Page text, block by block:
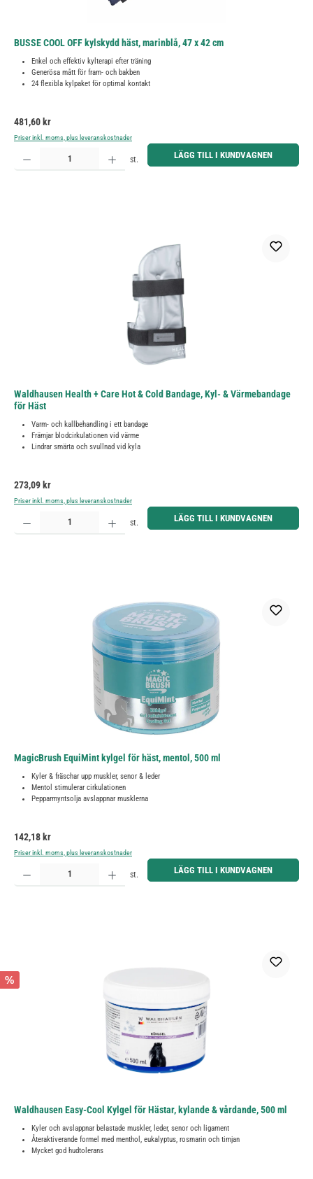
BUSSE COOL OFF kylskydd häst, marinblå, 47 x 42 cm
Enkel och effektiv kylterapi efter träning
Generösa mått för fram- och bakben
24 flexibla kylpaket för optimal kontakt
Ordinarie pris:
481,60 kr
Priser inkl. moms, plus leveranskostnader
Produktkvantitet: Ange önskat belopp eller använd knapparna för att öka eller minska kvantiteten.
st. LÄGG TILL I KUNDVAGNEN
Waldhausen Health + Care Hot & Cold Bandage, Kyl- & Värmebandage
för Häst
Varm- och kallbehandling i ett bandage
Främjar blodcirkulationen vid värme
Lindrar smärta och svullnad vid kyla
Ordinarie pris:
273,09 kr
Priser inkl. moms, plus leveranskostnader
Produktkvantitet: Ange önskat belopp eller använd knapparna för att öka eller minska kvantiteten.
st. LÄGG TILL I KUNDVAGNEN
MagicBrush EquiMint kylgel för häst, mentol, 500 ml
Kyler & fräschar upp muskler, senor & leder
Mentol stimulerar cirkulationen
Pepparmyntsolja avslappnar musklerna
Ordinarie pris:
142,18 kr
Priser inkl. moms, plus leveranskostnader
Produktkvantitet: Ange önskat belopp eller använd knapparna för att öka eller minska kvantiteten.
st. LÄGG TILL I KUNDVAGNEN
%
Waldhausen Easy-Cool Kylgel för Hästar, kylande & vårdande, 500 ml
Kyler och avslappnar belastade muskler, leder, senor och ligament
Återaktiverande formel med menthol, eukalyptus, rosmarin och timjan
Mycket god hudtolerans